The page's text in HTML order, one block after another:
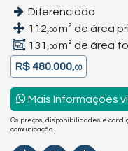
Diferenciado
112, 00 m² de área
131,
00 m² de área
R$ 480.000,00
Mais Informações
Os preços, disponibilidades e
comunicação.